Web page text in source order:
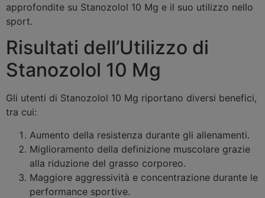
approfondite su Stanozolol 10 Mg e il suo utilizzo nello
sport.
Risultati dell’Utilizzo di
Stanozolol 10 Mg
Gli utenti di Stanozolol 10 Mg riportano diversi benefici,
tra cui:
Aumento della resistenza durante gli allenamenti.
Miglioramento della definizione muscolare grazie
alla riduzione del grasso corporeo.
Maggiore aggressività e concentrazione durante le
performance sportive.